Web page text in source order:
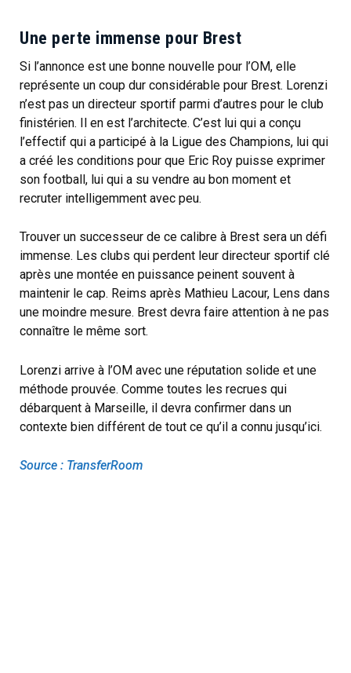
Une perte immense pour Brest
Si l’annonce est une bonne nouvelle pour l’OM, elle
représente un coup dur considérable pour Brest. Lorenzi
n’est pas un directeur sportif parmi d’autres pour le club
finistérien. Il en est l’architecte. C’est lui qui a conçu
l’effectif qui a participé à la Ligue des Champions, lui qui
a créé les conditions pour que Eric Roy puisse exprimer
son football, lui qui a su vendre au bon moment et
recruter intelligemment avec peu.
Trouver un successeur de ce calibre à Brest sera un défi
immense. Les clubs qui perdent leur directeur sportif clé
après une montée en puissance peinent souvent à
maintenir le cap. Reims après Mathieu Lacour, Lens dans
une moindre mesure. Brest devra faire attention à ne pas
connaître le même sort.
Lorenzi arrive à l’OM avec une réputation solide et une
méthode prouvée. Comme toutes les recrues qui
débarquent à Marseille, il devra confirmer dans un
contexte bien différent de tout ce qu’il a connu jusqu’ici.
Source : TransferRoom